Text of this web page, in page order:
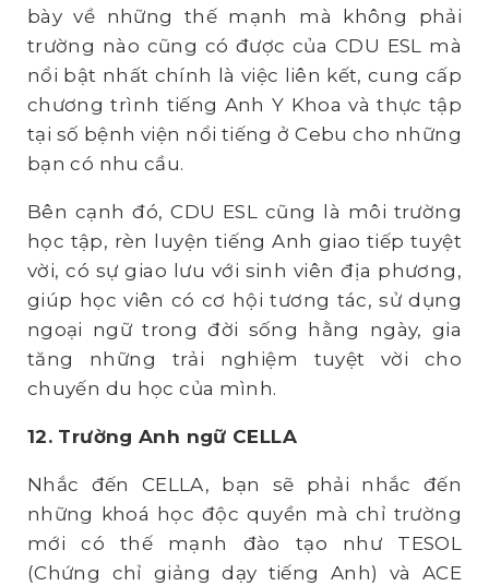
bày về những thế mạnh mà không phải
trường nào cũng có được của CDU ESL mà
nổi bật nhất chính là việc liên kết, cung cấp
chương trình tiếng Anh Y Khoa và thực tập
tại số bệnh viện nổi tiếng ở Cebu cho những
bạn có nhu cầu.
Bên cạnh đó, CDU ESL cũng là môi trường
học tập, rèn luyện tiếng Anh giao tiếp tuyệt
vời, có sự giao lưu với sinh viên địa phương,
giúp học viên có cơ hội tương tác, sử dụng
ngoại ngữ trong đời sống hằng ngày, gia
tăng những trải nghiệm tuyệt vời cho
chuyến du học của mình.
12. Trường Anh ngữ CELLA
Nhắc đến CELLA, bạn sẽ phải nhắc đến
những khoá học độc quyền mà chỉ trường
mới có thế mạnh đào tạo như TESOL
(Chứng chỉ giảng dạy tiếng Anh) và ACE